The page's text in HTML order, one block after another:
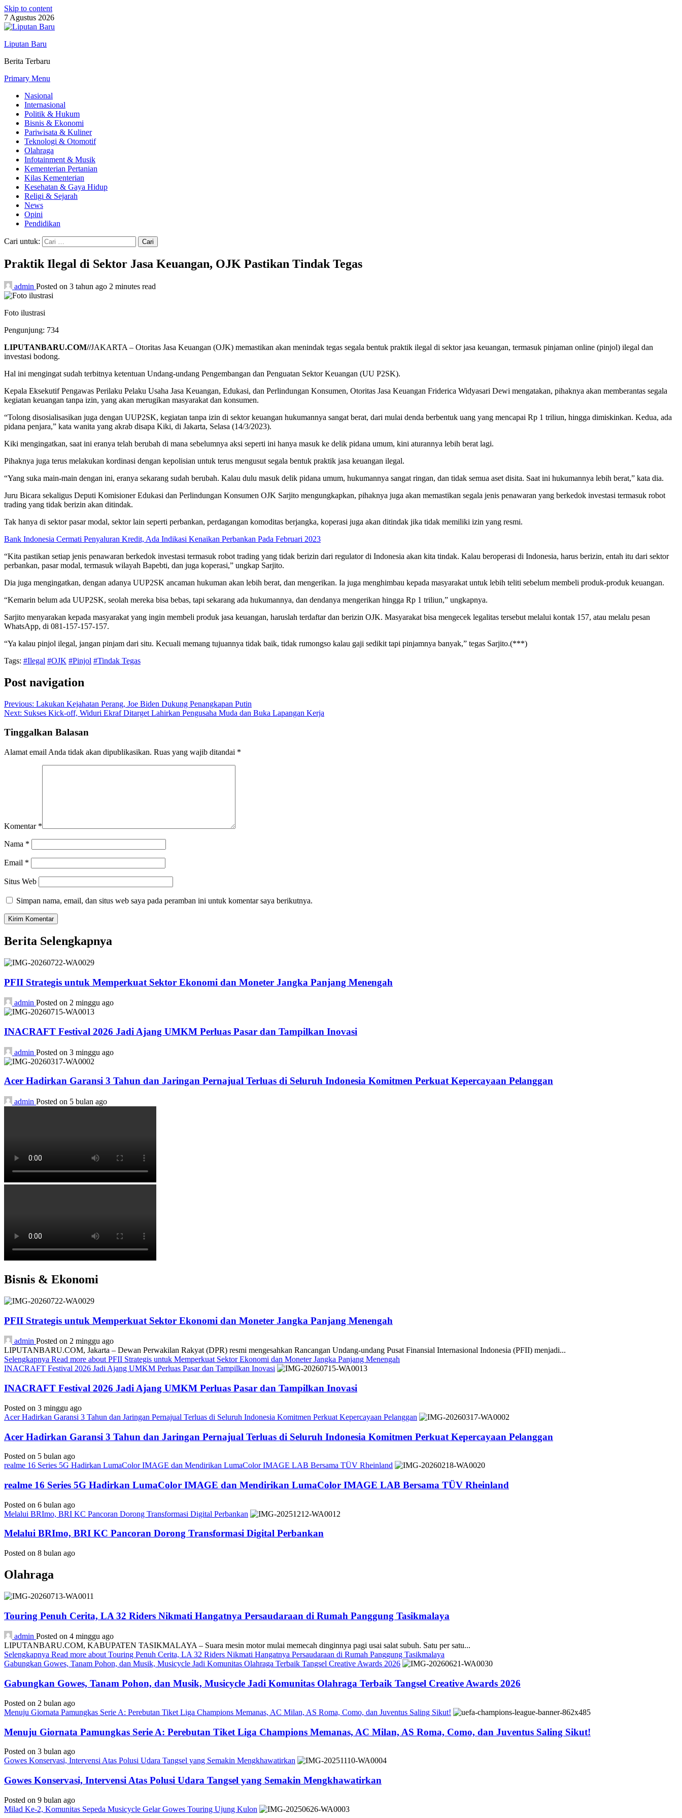
Skip to content
7 Agustus 2026
Liputan Baru
Berita Terbaru
Primary Menu
Nasional
Internasional
Politik & Hukum
Bisnis & Ekonomi
Pariwisata & Kuliner
Teknologi & Otomotif
Olahraga
Infotainment & Musik
Kementerian Pertanian
Kilas Kementerian
Kesehatan & Gaya Hidup
Religi & Sejarah
News
Opini
Pendidikan
Cari untuk:
Praktik Ilegal di Sektor Jasa Keuangan, OJK Pastikan Tindak Tegas
admin Posted on 3 tahun ago 2 minutes read
Foto ilustrasi
Pengunjung: 734
LIPUTANBARU.COM//JAKARTA – Otoritas Jasa Keuangan (OJK) memastikan akan menindak tegas segala bentuk praktik ilegal di sektor jasa keuangan, termasuk pinjaman online (pinjol) ilegal dan
investasi bodong.
Hal ini mengingat sudah terbitnya ketentuan Undang-undang Pengembangan dan Penguatan Sektor Keuangan (UU P2SK).
Kepala Eksekutif Pengawas Perilaku Pelaku Usaha Jasa Keuangan, Edukasi, dan Perlindungan Konsumen, Otoritas Jasa Keuangan Friderica Widyasari Dewi mengatakan, pihaknya akan memberantas segala
kegiatan keuangan tanpa izin, yang akan merugikan masyarakat dan konsumen.
“Tolong disosialisasikan juga dengan UUP2SK, kegiatan tanpa izin di sektor keuangan hukumannya sangat berat, dari mulai denda berbentuk uang yang mencapai Rp 1 triliun, hingga dimiskinkan. Kedua, ada
pidana penjara,” kata wanita yang akrab disapa Kiki, di Jakarta, Selasa (14/3/2023).
Kiki mengingatkan, saat ini eranya telah berubah di mana sebelumnya aksi seperti ini hanya masuk ke delik pidana umum, kini aturannya lebih berat lagi.
Pihaknya juga terus melakukan kordinasi dengan kepolisian untuk terus mengusut segala bentuk praktik jasa keuangan ilegal.
“Yang suka main-main dengan ini, eranya sekarang sudah berubah. Kalau dulu masuk delik pidana umum, hukumannya sangat ringan, dan tidak semua aset disita. Saat ini hukumannya lebih berat,” kata dia.
Juru Bicara sekaligus Deputi Komisioner Edukasi dan Perlindungan Konsumen OJK Sarjito mengungkapkan, pihaknya juga akan memastikan segala jenis penawaran yang berkedok investasi termasuk robot
trading yang tidak berizin akan ditindak.
Tak hanya di sektor pasar modal, sektor lain seperti perbankan, perdagangan komoditas berjangka, koperasi juga akan ditindak jika tidak memiliki izin yang resmi.
Bank Indonesia Cermati Penyaluran Kredit, Ada Indikasi Kenaikan Perbankan Pada Februari 2023
“Kita pastikan setiap jenis penawaran berkedok investasi termasuk robot trading yang tidak berizin dari regulator di Indonesia akan kita tindak. Kalau beroperasi di Indonesia, harus berizin, entah itu dari sektor
perbankan, pasar modal, termasuk wilayah Bapebti, dan juga koperasi,” ungkap Sarjito.
Dia juga mengingatkan, dengan adanya UUP2SK ancaman hukuman akan lebih berat, dan mengerikan. Ia juga menghimbau kepada masyarakat untuk lebih teliti sebelum membeli produk-produk keuangan.
“Kemarin belum ada UUP2SK, seolah mereka bisa bebas, tapi sekarang ada hukumannya, dan dendanya mengerikan hingga Rp 1 triliun,” ungkapnya.
Sarjito menyarakan kepada masyarakat yang ingin membeli produk jasa keuangan, haruslah terdaftar dan berizin OJK. Masyarakat bisa mengecek legalitas tersebut melalui kontak 157, atau melalu pesan
WhatsApp, di 081-157-157-157.
“Ya kalau pinjol ilegal, jangan pinjam dari situ. Kecuali memang tujuannya tidak baik, tidak rumongso kalau gaji sedikit tapi pinjamnya banyak,” tegas Sarjito.(***)
Tags: #Ilegal #OJK #Pinjol #Tindak Tegas
Post navigation
Previous: Lakukan Kejahatan Perang, Joe Biden Dukung Penangkapan Putin
Next: Sukses Kick-off, Widuri Ekraf Ditarget Lahirkan Pengusaha Muda dan Buka Lapangan Kerja
Tinggalkan Balasan
Alamat email Anda tidak akan dipublikasikan. Ruas yang wajib ditandai *
Komentar *
Nama *
Email *
Situs Web
Simpan nama, email, dan situs web saya pada peramban ini untuk komentar saya berikutnya.
Berita Selengkapnya
PFII Strategis untuk Memperkuat Sektor Ekonomi dan Moneter Jangka Panjang Menengah
admin Posted on 2 minggu ago
INACRAFT Festival 2026 Jadi Ajang UMKM Perluas Pasar dan Tampilkan Inovasi
admin Posted on 3 minggu ago
Acer Hadirkan Garansi 3 Tahun dan Jaringan Pernajual Terluas di Seluruh Indonesia Komitmen Perkuat Kepercayaan Pelanggan
admin Posted on 5 bulan ago
Bisnis & Ekonomi
PFII Strategis untuk Memperkuat Sektor Ekonomi dan Moneter Jangka Panjang Menengah
admin Posted on 2 minggu ago
LIPUTANBARU.COM, Jakarta – Dewan Perwakilan Rakyat (DPR) resmi mengesahkan Rancangan Undang-undang Pusat Finansial Internasional Indonesia (PFII) menjadi...
Selengkapnya Read more about PFII Strategis untuk Memperkuat Sektor Ekonomi dan Moneter Jangka Panjang Menengah
INACRAFT Festival 2026 Jadi Ajang UMKM Perluas Pasar dan Tampilkan Inovasi
INACRAFT Festival 2026 Jadi Ajang UMKM Perluas Pasar dan Tampilkan Inovasi
Posted on 3 minggu ago
Acer Hadirkan Garansi 3 Tahun dan Jaringan Pernajual Terluas di Seluruh Indonesia Komitmen Perkuat Kepercayaan Pelanggan
Acer Hadirkan Garansi 3 Tahun dan Jaringan Pernajual Terluas di Seluruh Indonesia Komitmen Perkuat Kepercayaan Pelanggan
Posted on 5 bulan ago
realme 16 Series 5G Hadirkan LumaColor IMAGE dan Mendirikan LumaColor IMAGE LAB Bersama TÜV Rheinland
realme 16 Series 5G Hadirkan LumaColor IMAGE dan Mendirikan LumaColor IMAGE LAB Bersama TÜV Rheinland
Posted on 6 bulan ago
Melalui BRImo, BRI KC Pancoran Dorong Transformasi Digital Perbankan
Melalui BRImo, BRI KC Pancoran Dorong Transformasi Digital Perbankan
Posted on 8 bulan ago
Olahraga
Touring Penuh Cerita, LA 32 Riders Nikmati Hangatnya Persaudaraan di Rumah Panggung Tasikmalaya
admin Posted on 4 minggu ago
LIPUTANBARU.COM, KABUPATEN TASIKMALAYA – Suara mesin motor mulai memecah dinginnya pagi usai salat subuh. Satu per satu...
Selengkapnya Read more about Touring Penuh Cerita, LA 32 Riders Nikmati Hangatnya Persaudaraan di Rumah Panggung Tasikmalaya
Gabungkan Gowes, Tanam Pohon, dan Musik, Musicycle Jadi Komunitas Olahraga Terbaik Tangsel Creative Awards 2026
Gabungkan Gowes, Tanam Pohon, dan Musik, Musicycle Jadi Komunitas Olahraga Terbaik Tangsel Creative Awards 2026
Posted on 2 bulan ago
Menuju Giornata Pamungkas Serie A: Perebutan Tiket Liga Champions Memanas, AC Milan, AS Roma, Como, dan Juventus Saling Sikut!
Menuju Giornata Pamungkas Serie A: Perebutan Tiket Liga Champions Memanas, AC Milan, AS Roma, Como, dan Juventus Saling Sikut!
Posted on 3 bulan ago
Gowes Konservasi, Intervensi Atas Polusi Udara Tangsel yang Semakin Mengkhawatirkan
Gowes Konservasi, Intervensi Atas Polusi Udara Tangsel yang Semakin Mengkhawatirkan
Posted on 9 bulan ago
Milad Ke-2, Komunitas Sepeda Musicycle Gelar Gowes Touring Ujung Kulon